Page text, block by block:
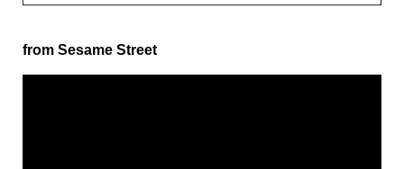
from Sesame Street